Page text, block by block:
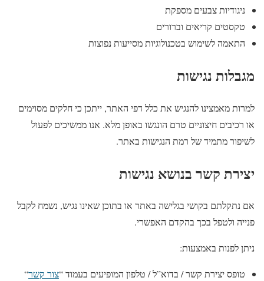
ניגודיות צבעים מספקת
טקסטים קריאים וברורים
התאמה לשימוש בטכנולוגיות מסייעות נפוצות
מגבלות נגישות
למרות מאמצינו להנגיש את כלל דפי האתר, ייתכן כי חלקים מסוימים
או רכיבים חיצוניים טרם הונגשו באופן מלא. אנו ממשיכים לפעול
לשיפור מתמיד של רמת הנגישות באתר.
יצירת קשר בנושא נגישות
אם נתקלתם בקושי בגלישה באתר או בתוכן שאינו נגיש, נשמח לקבל
פנייה ולטפל בכך בהקדם האפשרי.
ניתן לפנות באמצעות:
טופס יצירת קשר / בדוא”ל / טלפון המופיעים בעמוד “צור קשר“